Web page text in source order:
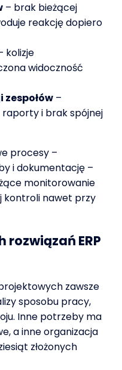
– brak bieżącej
reakcję dopiero
kolizje
widoczność
–
i brak spójnej
procesy –
i dokumentację –
monitorowanie
kontroli nawet przy
ERP
zawsze
sposobu pracy,
Inne potrzeby ma
a inne organizacja
złożonych